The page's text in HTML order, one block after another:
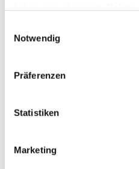
Notwendig
Präferenzen
Statistiken
Marketing